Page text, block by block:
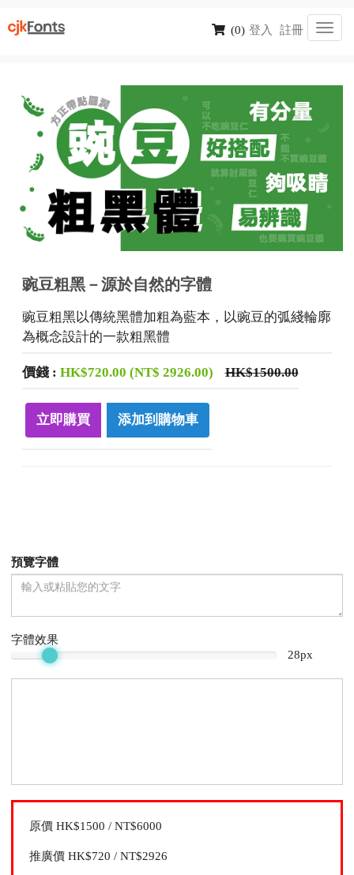
登入 註冊
(0)
豌豆粗黑－源於自然的字體
豌豆粗黑以傳統黑體加粗為藍本，以豌豆的弧綫輪廓
為概念設計的一款粗黑體
價錢 : HK$720.00 (NT$ 2926.00) HK$1500.00
立即購買 添加到購物車
預覽字體
字體效果
28px
原價 HK$1500 / NT$6000
推廣價 HK$720 / NT$2926